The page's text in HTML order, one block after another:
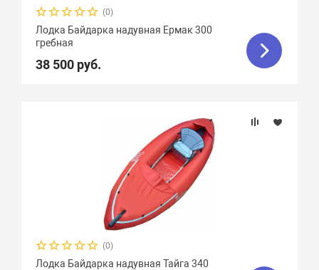
Вес, кг
Вид транца
(0)
Лодка Байдарка надувная Ермак 300
гребная
38 500 руб.
(0)
Лодка Байдарка надувная Тайга 340